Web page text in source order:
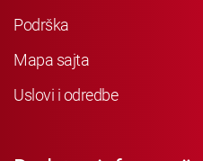
Podrška
Mapa sajta
Uslovi i odredbe